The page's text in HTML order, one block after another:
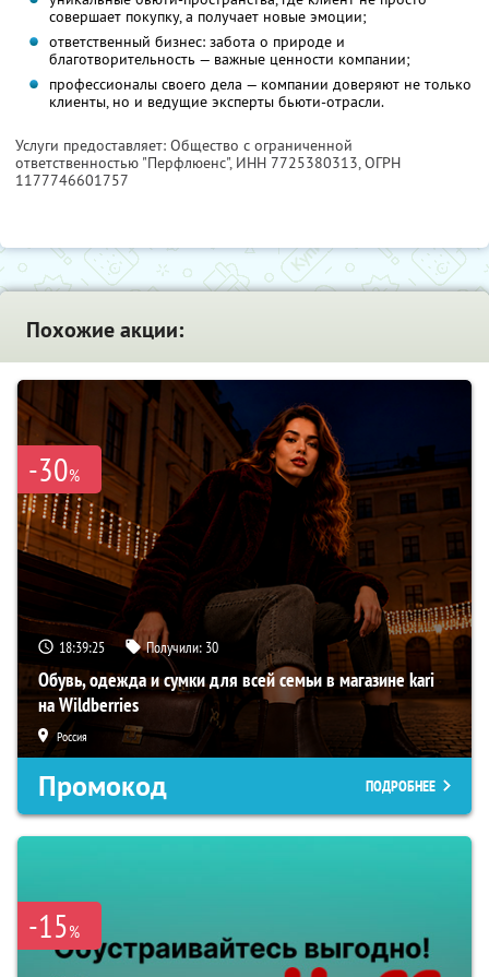
совершает покупку, а получает новые эмоции;
ответственный бизнес: забота о природе и
благотворительность — важные ценности компании;
профессионалы своего дела — компании доверяют не только
клиенты, но и ведущие эксперты бьюти-отрасли.
Услуги предоставляет: Общество с ограниченной
ответственностью "Перфлюенс", ИНН 7725380313, ОГРН
1177746601757
Похожие акции:
-30%
18:39:24 Получили: 30
Обувь, одежда и сумки для всей семьи в магазине kari
на Wildberries
Россия
Промокод ПОДРОБНЕЕ
-15%